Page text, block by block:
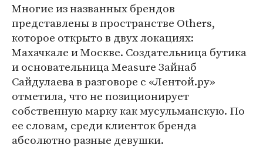
Многие из названных брендов
представлены в пространстве Others,
которое открыто в двух локациях:
Махачкале и Москве. Создательница бутика
и основательница Measure Зайнаб
Сайдулаева в разговоре с «Лентой.ру»
отметила, что не позиционирует
собственную марку как мусульманскую. По
ее словам, среди клиенток бренда
абсолютно разные девушки.